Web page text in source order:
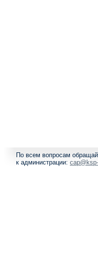
По всем вопросам
к администрации: